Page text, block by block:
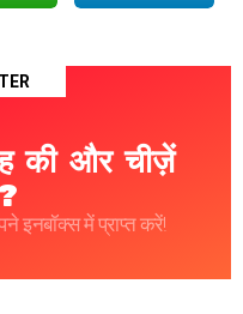
की और चीज़ें
इनबॉक्स में प्राप्त करें!